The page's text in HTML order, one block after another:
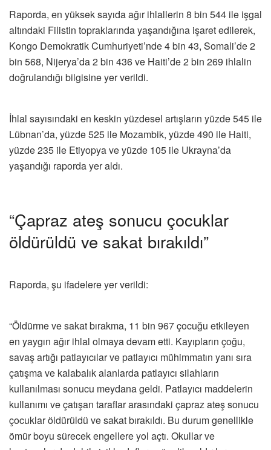
Raporda, en yüksek sayıda ağır ihlallerin 8 bin 544 ile işgal
altındaki Filistin topraklarında yaşandığına işaret edilerek,
Kongo Demokratik Cumhuriyeti’nde 4 bin 43, Somali’de 2
bin 568, Nijerya’da 2 bin 436 ve Haiti’de 2 bin 269 ihlalin
doğrulandığı bilgisine yer verildi.
İhlal sayısındaki en keskin yüzdesel artışların yüzde 545 ile
Lübnan’da, yüzde 525 ile Mozambik, yüzde 490 ile Haiti,
yüzde 235 ile Etiyopya ve yüzde 105 ile Ukrayna’da
yaşandığı raporda yer aldı.
“Çapraz ateş sonucu çocuklar
öldürüldü ve sakat bırakıldı”
Raporda, şu ifadelere yer verildi:
“Öldürme ve sakat bırakma, 11 bin 967 çocuğu etkileyen
en yaygın ağır ihlal olmaya devam etti. Kayıpların çoğu,
savaş artığı patlayıcılar ve patlayıcı mühimmatın yanı sıra
çatışma ve kalabalık alanlarda patlayıcı silahların
kullanılması sonucu meydana geldi. Patlayıcı maddelerin
kullanımı ve çatışan taraflar arasındaki çapraz ateş sonucu
çocuklar öldürüldü ve sakat bırakıldı. Bu durum genellikle
ömür boyu sürecek engellere yol açtı. Okullar ve